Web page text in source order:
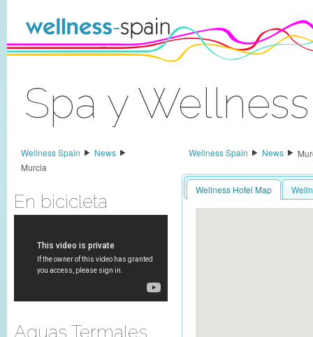
Spa y
Wellness Spain
News
Murcia
En bicicleta
Aguas Termales
Wellness Spain News
Wellness Hotel Map